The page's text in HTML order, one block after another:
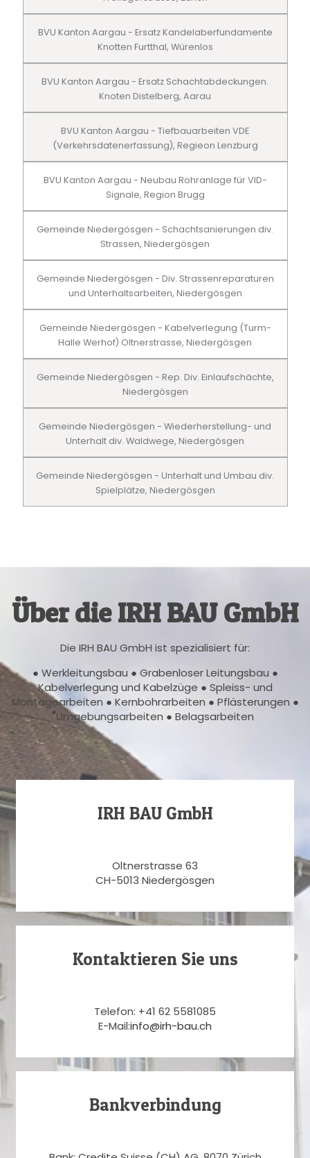
BVU Kanton Aargau - Ersatz Kandelaberfundamente
Knotten Furtthal, Würenlos
BVU Kanton Aargau - Ersatz Schachtabdeckungen.
Knoten Distelberg, Aarau
BVU Kanton Aargau - Tiefbauarbeiten VDE
(Verkehrsdatenerfassung), Regieon Lenzburg
BVU Kanton Aargau - Neubau Rohranlage für VID-
Signale, Region Brugg
Gemeinde Niedergösgen - Schachtsanierungen div.
Strassen, Niedergösgen
Gemeinde Niedergösgen - Div. Strassenreparaturen
und Unterhaltsarbeiten, Niedergösgen
Gemeinde Niedergösgen - Kabelverlegung (Turm-
Halle Werhof) Oltnerstrasse, Niedergösgen
Gemeinde Niedergösgen - Rep. Div. Einlaufschächte,
Niedergösgen
Gemeinde Niedergösgen - Wiederherstellung- und
Unterhalt div. Waldwege, Niedergösgen
Gemeinde Niedergösgen - Unterhalt und Umbau div.
Spielplätze, Niedergösgen
Über die IRH BAU GmbH
Die IRH BAU GmbH ist spezialisiert für:
● Werkleitungsbau ● Grabenloser Leitungsbau ●
Kabelverlegung und Kabelzüge ● Spleiss- und
Montagearbeiten ● Kernbohrarbeiten ● Pflästerungen ●
Umgebungsarbeiten ● Belagsarbeiten
IRH BAU GmbH
Oltnerstrasse 63
CH-5013 Niedergösgen
Kontaktieren Sie uns
Telefon: +41 62 5581085
E-Mail:info@irh-bau.ch
Bankverbindung